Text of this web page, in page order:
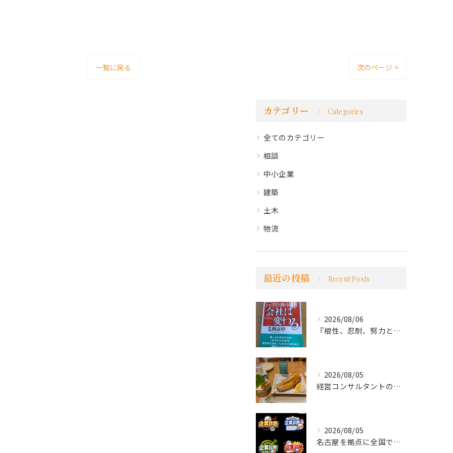
一覧に戻る 次のページ >
カテゴリー Categories
全てのカテゴリー
相談
中小企業
建築
土木
物流
最近の投稿 Recent Posts
2026/08/06
『根性、忍耐、努力という言葉は死語なのか』
2026/08/05
経営コンサルタントのモーちゃん・毛利京申です。
2026/08/05
名古屋を拠点に全国で活動する 経営コンサルタントの 毛利京申...